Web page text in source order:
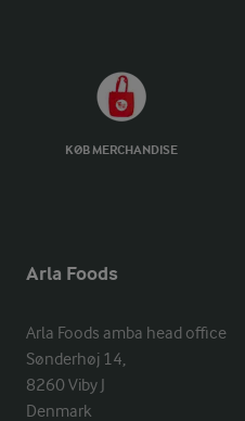
KØB MERCHANDISE
Arla Foods
Arla Foods amba head office
Sønderhøj 14,
8260 Viby J
Denmark